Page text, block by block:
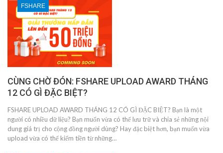
FSHARE
CÙNG CHỜ ĐÓN: FSHARE UPLOAD AWARD THÁNG
12 CÓ GÌ ĐẶC BIỆT?
FSHARE UPLOAD AWARD THÁNG 12 CÓ GÌ ĐẶC BIỆT? Bạn là một
người có nhiều dữ liệu? Bạn muốn vừa có thể lưu trữ và chia sẻ những nội
dung giá trị cho cộng đồng người dùng? Hay đặc biệt hơn, bạn muốn vừa
upload vừa có thể kiếm tiền từ những…